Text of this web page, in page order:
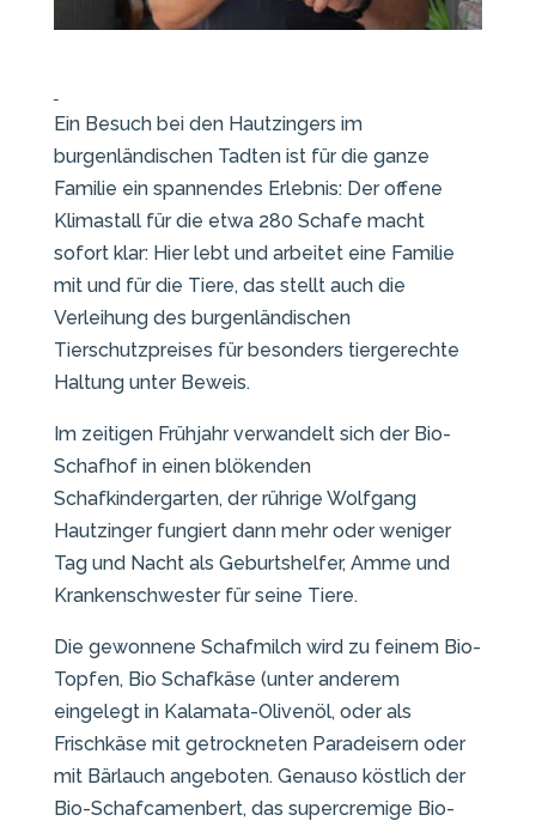
Ein Besuch bei den Hautzingers im
burgenländischen Tadten ist für die ganze
Familie ein spannendes Erlebnis: Der offene
Klimastall für die etwa 280 Schafe macht
sofort klar: Hier lebt und arbeitet eine Familie
mit und für die Tiere, das stellt auch die
Verleihung des burgenländischen
Tierschutzpreises für besonders tiergerechte
Haltung unter Beweis.
Im zeitigen Frühjahr verwandelt sich der Bio-
Schafhof in einen blökenden
Schafkindergarten, der rührige Wolfgang
Hautzinger fungiert dann mehr oder weniger
Tag und Nacht als Geburtshelfer, Amme und
Krankenschwester für seine Tiere.
Die gewonnene Schafmilch wird zu feinem Bio-
Topfen, Bio Schafkäse (unter anderem
eingelegt in Kalamata-Olivenöl, oder als
Frischkäse mit getrockneten Paradeisern oder
mit Bärlauch angeboten. Genauso köstlich der
Bio-Schafcamenbert, das supercremige Bio-